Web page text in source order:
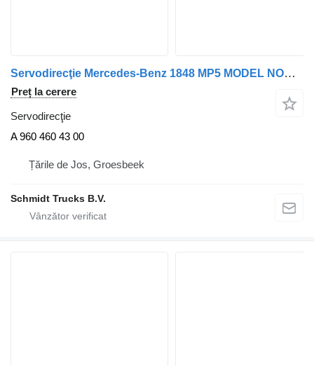
Servodirecţie Mercedes-Benz 1848 MP5 MODEL NOU 2022 A 960 460 43 00 pentru cap tractor
Preț la cerere
Servodirecţie
A 960 460 43 00
Țările de Jos, Groesbeek
Schmidt Trucks B.V.